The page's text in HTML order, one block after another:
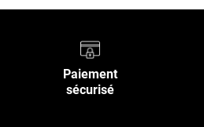
Paiement
sécurisé